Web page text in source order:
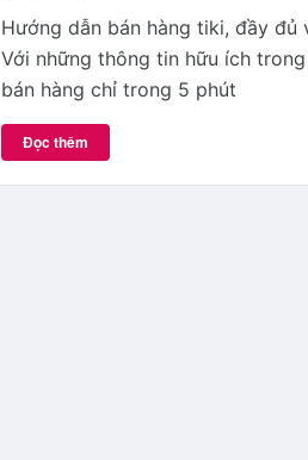
Hướng dẫn bán hàng tiki, đầy
Với những thông tin hữu ích
bán hàng chỉ trong 5 phút
Đọc thêm